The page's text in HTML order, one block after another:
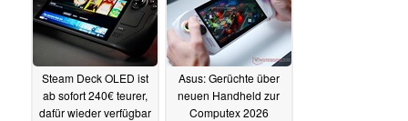
Steam Deck OLED ist
ab sofort 240€ teurer,
dafür wieder verfügbar
Asus: Gerüchte über
neuen Handheld zur
Computex 2026